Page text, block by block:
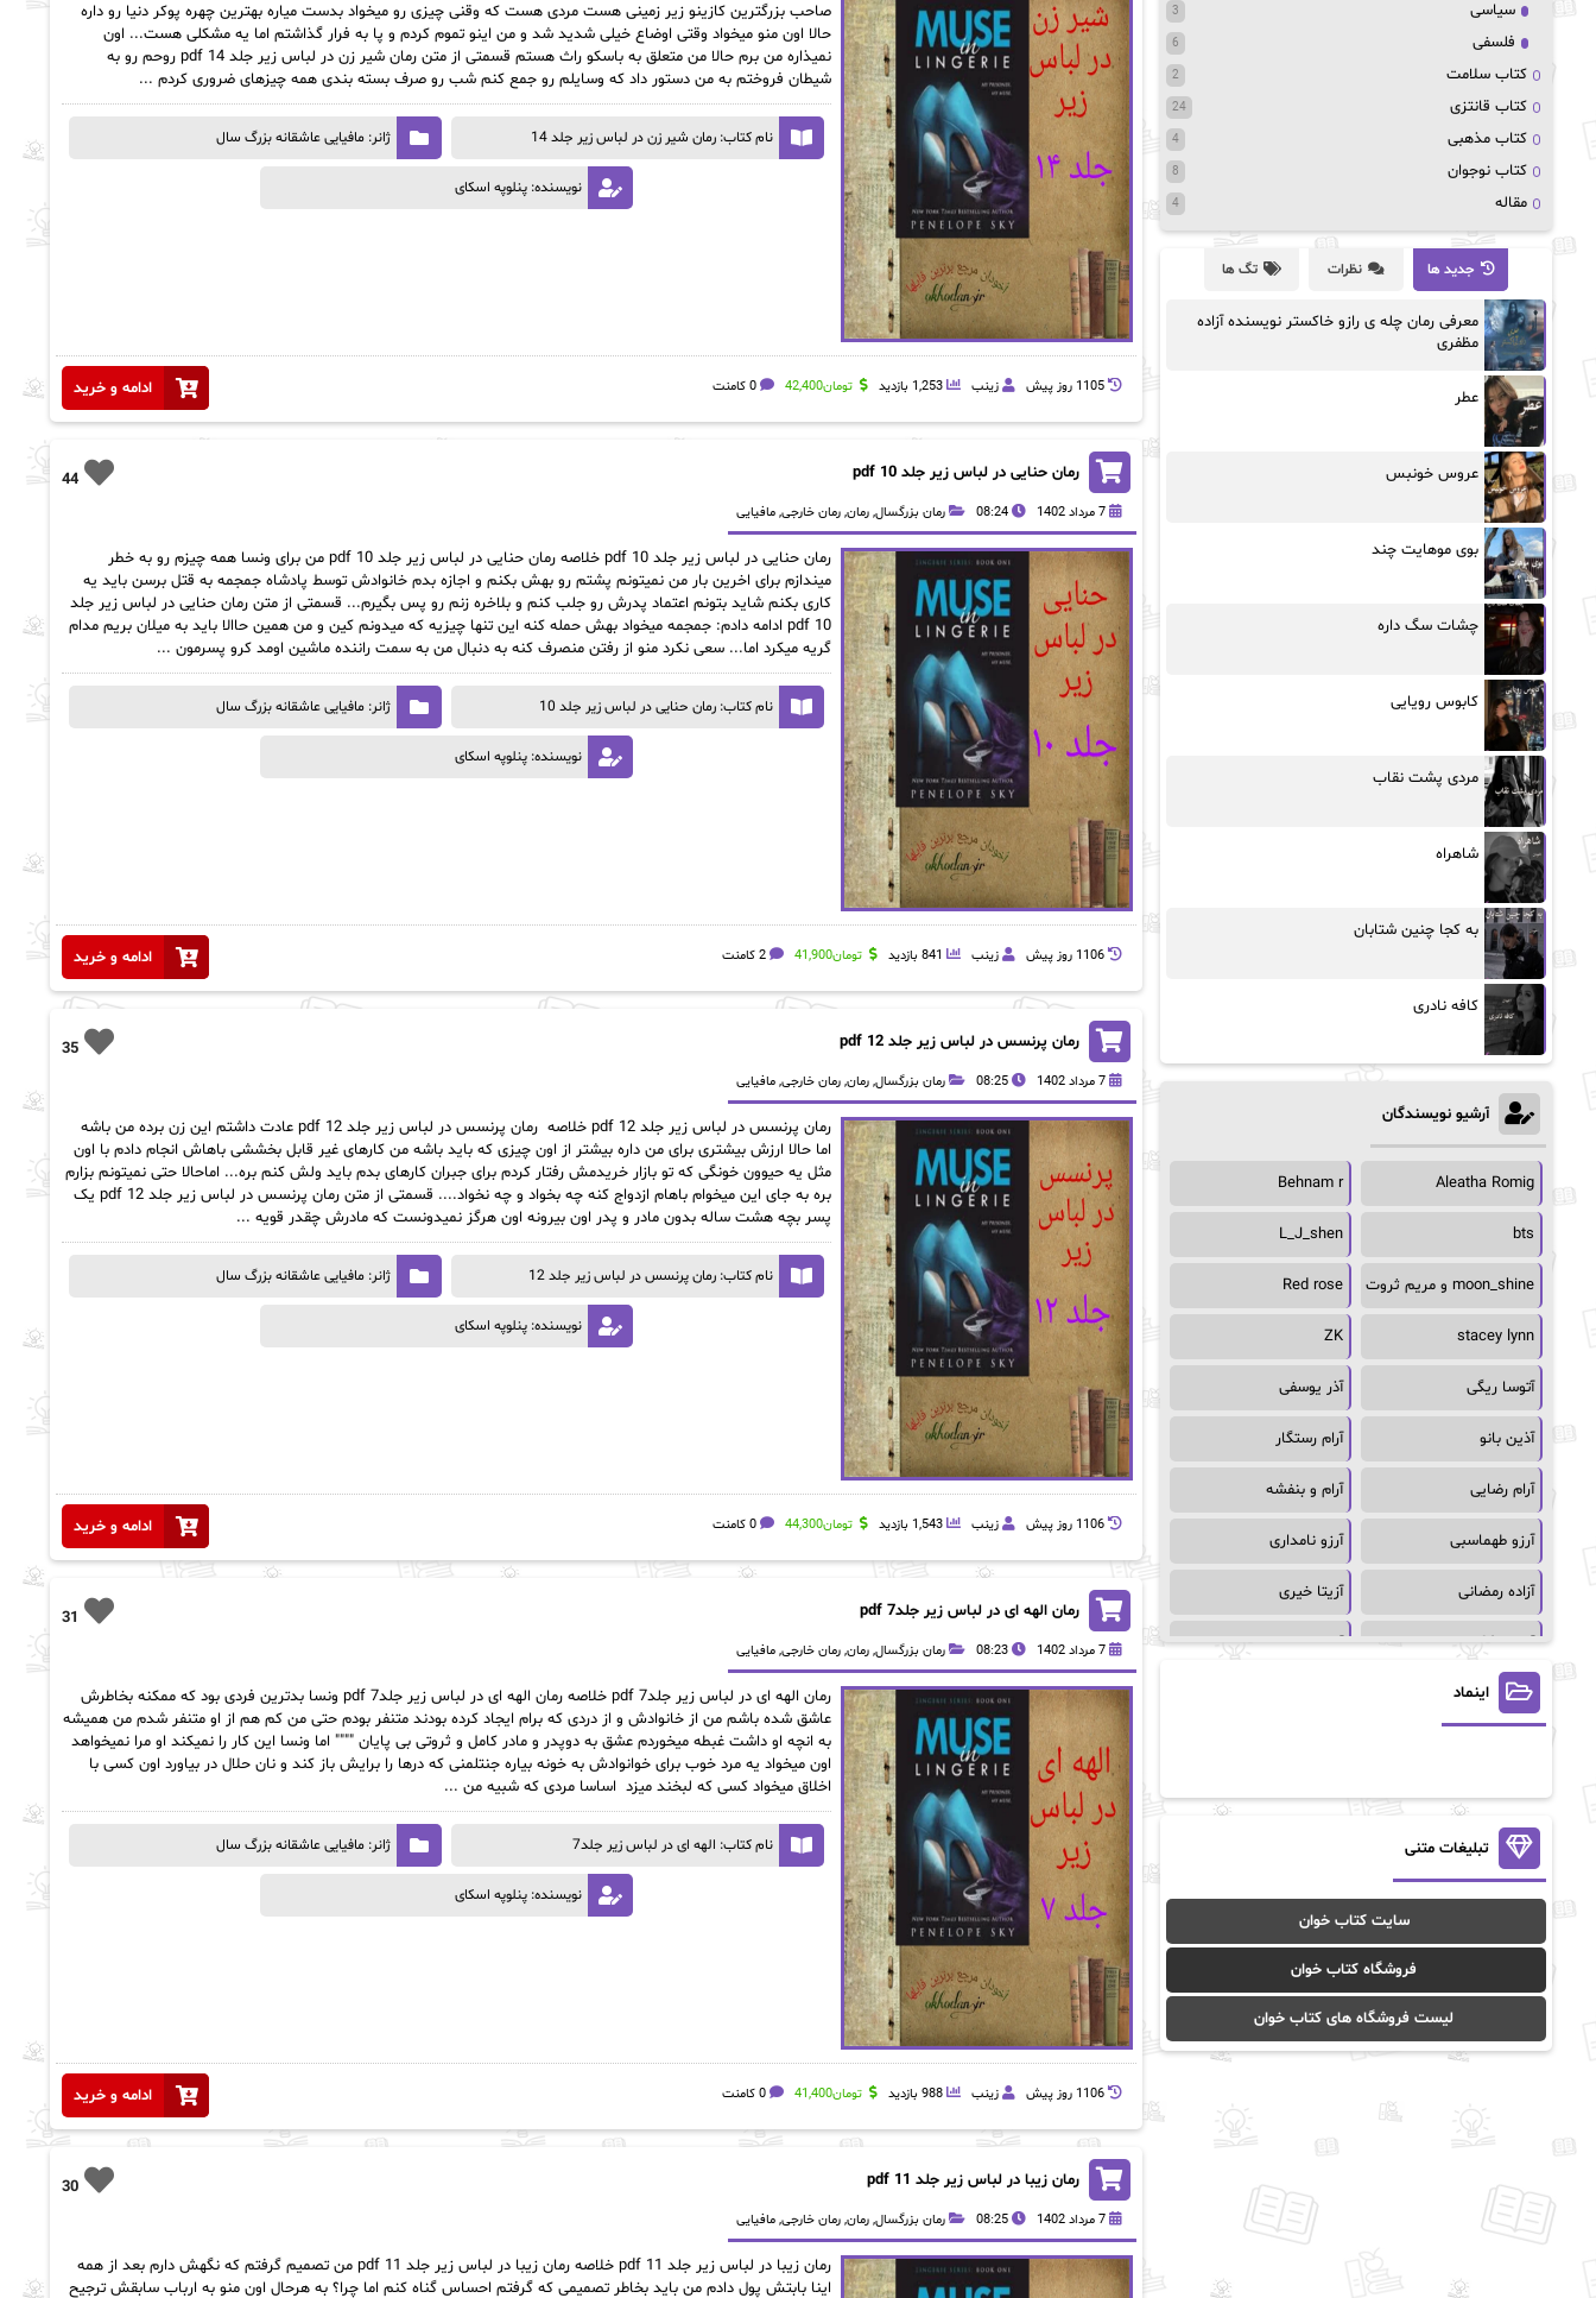
صاحب بزرگترین کازینو زیر زمینی هست مردی هست که وقنی چیزی رو میخواد بدست میاره بهترین چهره پوکر دنیا رو داره
حالا اون منو میخواد وقتی اوضاع خیلی شدید شد و من اینو تموم کردم و پا به فرار گذاشتم اما یه مشکلی هست... اون
نمیذاره من برم حالا من متعلق به باسکو راث هستم قسمتی از متن رمان شیر زن در لباس زیر جلد 14 pdf روحم رو به
شیطان فروختم به من دستور داد که وسایلم رو جمع کنم شب رو صرف بسته بندی همه چیزهای ضروری کردم ...
نام کتاب: رمان شیر زن در لباس زیر جلد 14 ژانر: مافیایی عاشقانه بزرگ سال
نویسنده: پنلوپه اسکای
ادامه و خرید 1105 روز پيش زینب 1,253 بازدید تومان42,400 0 کامنت
44 رمان حنایی در لباس زیر جلد 10 pdf
7 مرداد 1402 08:24 رمان بزرگسال, رمان, رمان خارجی, مافیایی
رمان حنایی در لباس زیر جلد 10 pdf خلاصه رمان حنایی در لباس زیر جلد 10 pdf من برای ونسا همه چیزم رو به خطر
میندازم برای اخرین بار من نمیتونم پشتم رو بهش بکنم و اجازه بدم خانوادش توسط پادشاه جمجمه به قتل برسن باید یه
کاری بکنم شاید بتونم اعتماد پدرش رو جلب کنم و بلاخره زنم رو پس بگیرم... قسمتی از متن رمان حنایی در لباس زیر جلد
10 pdf ادامه دادم: جمجمه میخواد بهش حمله کنه این تنها چیزیه که میدونم کین و من همین حاالا باید به میلان بریم مدام
گریه میکرد اما... سعی نکرد منو از رفتن منصرف کنه به دنبال من به سمت راننده ماشین اومد کرو پسرمون ...
نام کتاب: رمان حنایی در لباس زیر جلد 10 ژانر: مافیایی عاشقانه بزرگ سال
نویسنده: پنلوپه اسکای
ادامه و خرید 1106 روز پيش زینب 841 بازدید تومان41,900 2 کامنت
35 رمان پرنسس در لباس زیر جلد 12 pdf
7 مرداد 1402 08:25 رمان بزرگسال, رمان, رمان خارجی, مافیایی
رمان پرنسس در لباس زیر جلد 12 pdf خلاصه رمان پرنسس در لباس زیر جلد 12 pdf عادت داشتم این زن برده من باشه
اما حالا ارزش بیشتری برای من داره بیشتر از اون چیزی که باید باشه من کارهای غیر قابل بخششی باهاش انجام دادم با اون
مثل یه حیوون خونگی که تو بازار خریدمش رفتار کردم برای جبران کارهای بدم باید ولش کنم بره... اماحالا حتی نمیتونم بزارم
بره به جای این میخوام باهام ازدواج کنه چه بخواد و چه نخواد.... قسمتی از متن رمان پرنسس در لباس زیر جلد 12 pdf یک
پسر بچه هشت ساله بدون مادر و پدر اون بیرونه اون هرگز نمیدونست که مادرش چقدر قویه ...
نام کتاب: رمان پرنسس در لباس زیر جلد 12 ژانر: مافیایی عاشقانه بزرگ سال
نویسنده: پنلوپه اسکای
ادامه و خرید 1106 روز پيش زینب 1,543 بازدید تومان44,300 0 کامنت
31 رمان الهه ای در لباس زیر جلد7 pdf
7 مرداد 1402 08:23 رمان بزرگسال, رمان, رمان خارجی, مافیایی
رمان الهه ای در لباس زیر جلد7 pdf خلاصه رمان الهه ای در لباس زیر جلد7 pdf ونسا بدترین فردی بود که ممکنه بخاطرش
عاشق شده باشم من از خانوادش و از دردی که برام ایجاد کرده بودند متنفر بودم حتی من کم هم از او متنفر شدم من همیشه
به انچه او داشت غبطه میخوردم عشق به دوپدر و مادر کامل و ثروتی بی پایان """" اما ونسا این کار را نمیکند او مرا نمیخواهد
اون میخواد یه مرد خوب برای خوانوادش به خونه بیاره جنتلمنی که درها را برایش باز کند و نان حلال در بیاورد اون کسی با
اخلاق میخواد کسی که لبخند میزد اساسا مردی که شبیه من ...
نام کتاب: الهه ای در لباس زیر جلد7 ژانر: مافیایی عاشقانه بزرگ سال
نویسنده: پنلوپه اسکای
ادامه و خرید 1106 روز پيش زینب 988 بازدید تومان41,400 0 کامنت
30 رمان زیبا در لباس زیر جلد 11 pdf
7 مرداد 1402 08:25 رمان بزرگسال, رمان, رمان خارجی, مافیایی
رمان زیبا در لباس زیر جلد 11 pdf خلاصه رمان زیبا در لباس زیر جلد 11 pdf من تصمیم گرفتم که نگهش دارم بعد از همه
اینا بابتش پول دادم من باید بخاطر تصمیمی که گرفتم احساس گناه کنم اما چرا؟ به هرحال اون منو به ارباب سابقش ترجیح
سیاسی 3
فلسفی 6
کتاب سلامت 2
کتاب قانتزی 24
کتاب مذهبی 4
کتاب نوجوان 8
مقاله 4
جدید ها نظرات تگ ها
معرفی رمان چله ی رازو خاکستر نویسنده آزاده
مظفری
عطر
عروس خونبس
بوی موهایت چند
چشات سگ داره
کابوس رویایی
مردی پشت نقاب
شاهراه
به کجا چنین شتابان
کافه نادری
آرشیو نویسندگان
Aleatha Romig
Behnam r
bts
L_J_shen
moon_shine و مریم ثروت Red rose
stacey lynn
ZK
آتوسا ریگی آذر یوسفی
آذین بانو آرام رستگار
آرام رضایی آرام و بنفشه
آرزو طهماسبی آرزو نامداری
آزاده رمضانی آزیتا خیری
آسمان64 آسمان۶۵
آسیه احمدی
آن ماری سلینکو آنا تاد
آنالیا
آوا موسوی آیدا (Aixi)
آیدا باقری آیسان صادقی
ا_اصغر زاده ا_اصغرزاده
اریک مورگنشترن از نیلوفر لاری
اصغر زاده
افسانه سماوات اکرم محمدی
اینماد
تبلیغات متنی
سایت کتاب خوان
فروشگاه کتاب خوان
لیست فروشگاه های کتاب خوان